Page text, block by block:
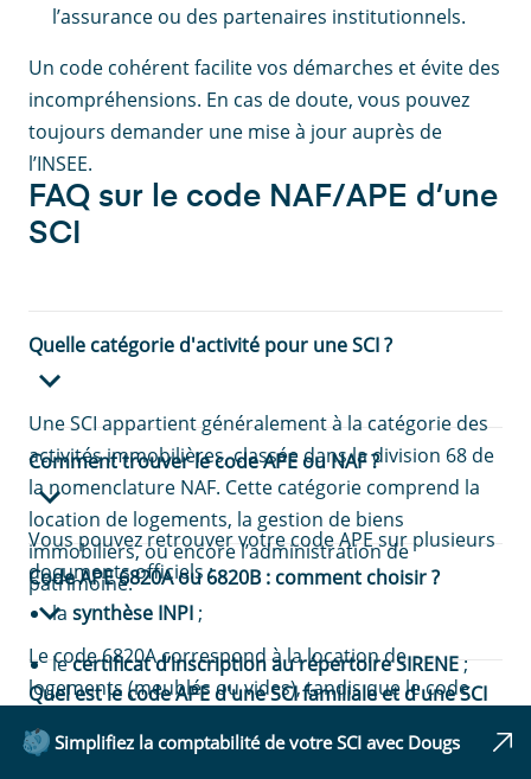
l’assurance ou des partenaires institutionnels.
Un code cohérent facilite vos démarches et évite des
incompréhensions. En cas de doute, vous pouvez
toujours demander une mise à jour auprès de
l’INSEE.
FAQ sur le code NAF/APE d’une
SCI
Quelle catégorie d'activité pour une SCI ?
Une SCI appartient généralement à la catégorie des
activités immobilières, classée dans la division 68 de
la nomenclature NAF. Cette catégorie comprend la
location de logements, la gestion de biens
immobiliers, ou encore l’administration de
patrimoine.
Comment trouver le code APE ou NAF ?
Vous pouvez retrouver votre code APE sur plusieurs
documents officiels :
la synthèse INPI ;
lecertificat d’inscriptionau répertoire SIRENE ;
Code APE 6820A ou 6820B : comment choisir ?
Le code 6820A correspond à la location de
logements (meublés ou vides), tandis que le code
des terrains, bureaux ou locaux commerciaux.
Quel est le code APE d'une SCI familiale et d'une SCI
construction vente ?
Simplifiez la comptabilité de votre SCI avec Dougs